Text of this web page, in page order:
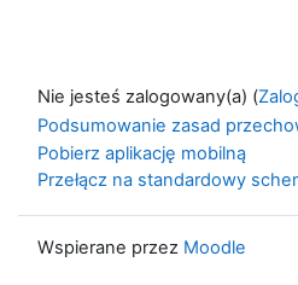
Nie jesteś zalogowany(a) (
Podsumowanie zasad
Pobierz aplikację mobilną
Przełącz na standardowy
Wspierane przez Moodle